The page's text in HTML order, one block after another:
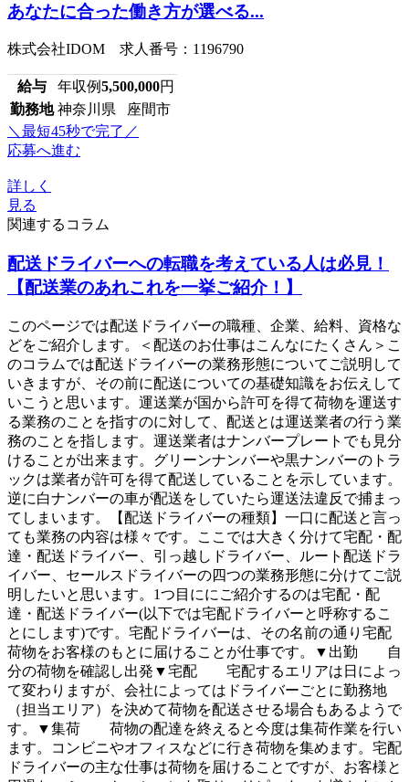
あなたに合った働き方が選べる...
株式会社IDOM 求人番号：1196790
給与 年収例5,500,000円
勤務地 神奈川県 座間市
＼最短45秒で完了／
応募へ進む
詳しく
見る
関連するコラム
配送ドライバーへの転職を考えている人は必見！
【配送業のあれこれを一挙ご紹介！】
このページでは配送ドライバーの職種、企業、給料、資格な
どをご紹介します。＜配送のお仕事はこんなにたくさん＞こ
のコラムでは配送ドライバーの業務形態についてご説明して
いきますが、その前に配送についての基礎知識をお伝えして
いこうと思います。運送業が国から許可を得て荷物を運送す
る業務のことを指すのに対して、配送とは運送業者の行う業
務のことを指します。運送業者はナンバープレートでも見分
けることが出来ます。グリーンナンバーや黒ナンバーのトラ
ックは業者が許可を得て配送していることを示しています。
逆に白ナンバーの車が配送をしていたら運送法違反で捕まっ
てしまいます。【配送ドライバーの種類】一口に配送と言っ
ても業務の内容は様々です。ここでは大きく分けて宅配・配
達・配送ドライバー、引っ越しドライバー、ルート配送ドラ
イバー、セールスドライバーの四つの業務形態に分けてご説
明したいと思います。1つ目ににご紹介するのは宅配・配
達・配送ドライバー(以下では宅配ドライバーと呼称するこ
とにします)です。宅配ドライバーは、その名前の通り宅配
荷物をお客様のもとに届けることが仕事です。▼出勤 自
分の荷物を確認し出発▼宅配 宅配するエリアは日によっ
て変わりますが、会社によってはドライバーごとに勤務地
（担当エリア）を決めて荷物を配送させる場合もあるようで
す。▼集荷 荷物の配達を終えると今度は集荷作業を行い
ます。コンビニやオフィスなどに行き荷物を集めます。宅配
ドライバーの主な仕事は荷物を届けることですが、お客様と